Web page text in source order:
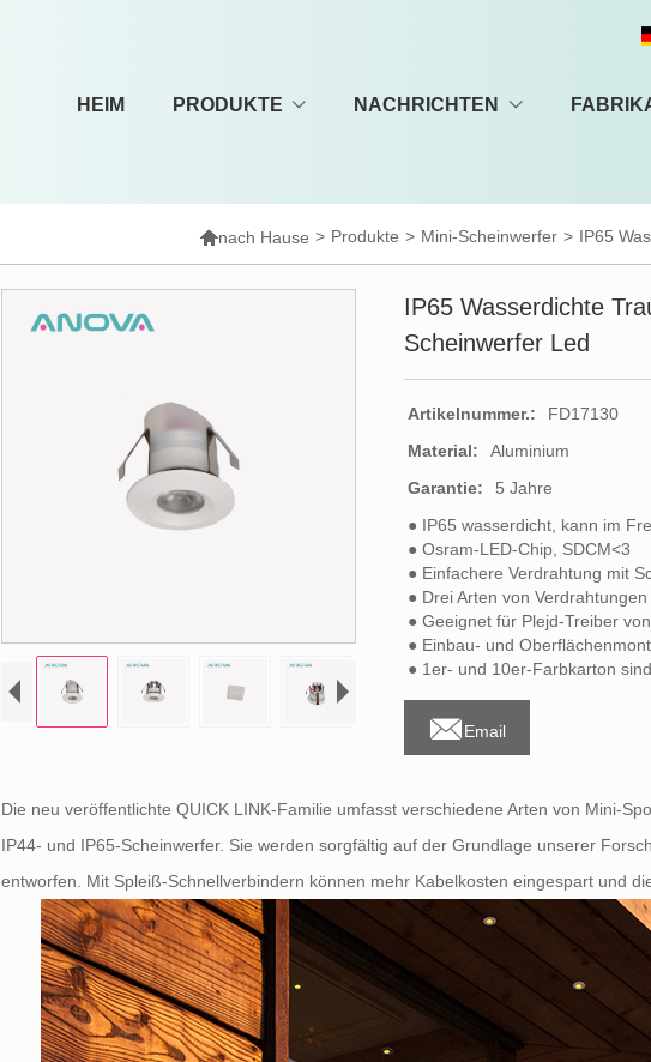
HEIM PRODUKTE NACHRICHTEN
nach Hause > Produkte > Mini-Scheinwerfer > IP65
IP65 Wasserdichte
Scheinwerfer Led
Artikelnummer.:
FD17130
Material:
Aluminium
Garantie:
5 Jahre
● IP65 wasserdicht, kann im
● Osram-LED-Chip, SDCM<3
● Einfachere Verdrahtung mit
● Drei Arten von
● Geeignet für Plejd-Treiber
● Einbau- und
● 1er- und 10er-Farbkarton
Email
Die neu veröffentlichte QUICK LINK-Familie umfasst verschiedene Arten von Mini-
IP44- und IP65-Scheinwerfer. Sie werden sorgfältig auf der Grundlage unserer
entworfen. Mit Spleiß-Schnellverbindern können mehr Kabelkosten eingespart und